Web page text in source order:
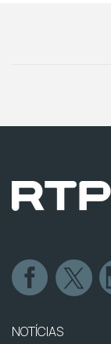
NOTÍCIAS